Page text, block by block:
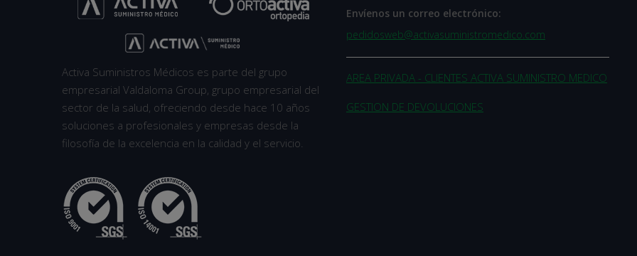
Activa Suministros Médicos es parte del grupo
empresarial Valdaloma Group, grupo empresarial del
sector de la salud, ofreciendo desde hace 10 años
soluciones a profesionales y empresas desde la
filosofía de la excelencia en la calidad y el servicio.
Envíenos un correo electrónico:
pedidosweb@activasuministromedico.com
AREA PRIVADA - CLIENTES ACTIVA SUMINISTRO MEDICO
GESTION DE DEVOLUCIONES